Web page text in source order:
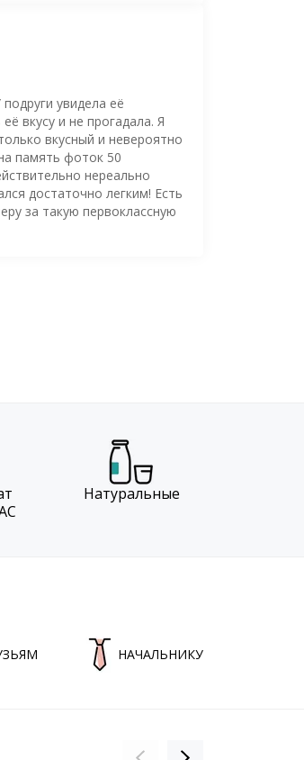
увидела её
вкусу и не прогадала. Я
вкусный и невероятно
память фоток 50
нереально
достаточно легким! Есть
за такую первоклассную
Натуральные
НАЧАЛЬНИКУ